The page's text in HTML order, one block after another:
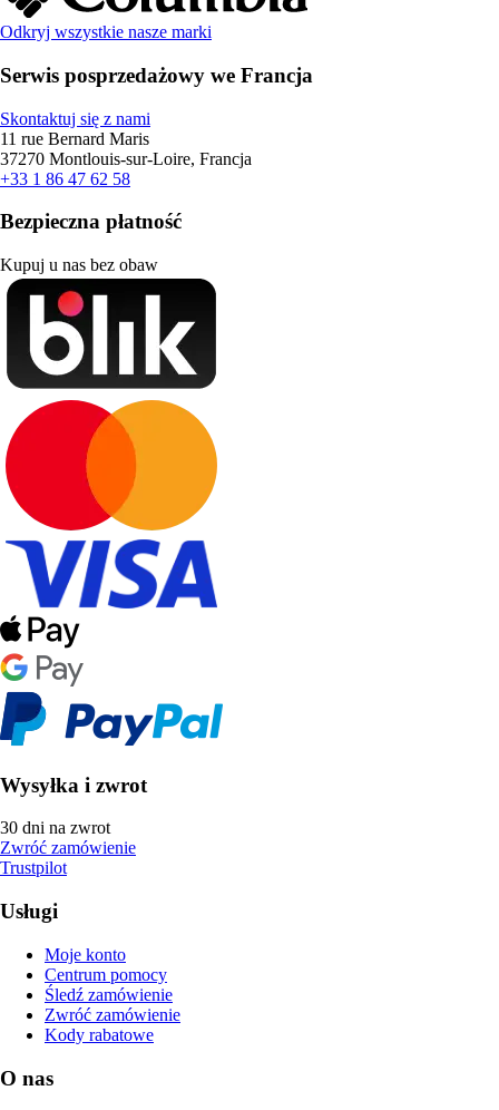
Odkryj wszystkie nasze marki
Serwis posprzedażowy we Francja
Skontaktuj się z nami
11 rue Bernard Maris
37270 Montlouis-sur-Loire, Francja
+33 1 86 47 62 58
Bezpieczna płatność
Kupuj u nas bez obaw
Wysyłka i zwrot
30 dni na zwrot
Zwróć zamówienie
Trustpilot
Usługi
Moje konto
Centrum pomocy
Śledź zamówienie
Zwróć zamówienie
Kody rabatowe
O nas